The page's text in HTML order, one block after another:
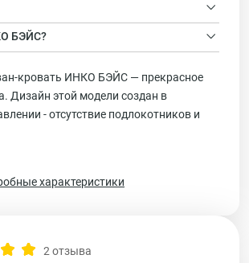
БЭЙС?
кровать ИНКО БЭЙС — прекрасное
Дизайн этой модели создан в
- отсутствие подлокотников и
Посмотреть подробные характеристики
2 отзыва